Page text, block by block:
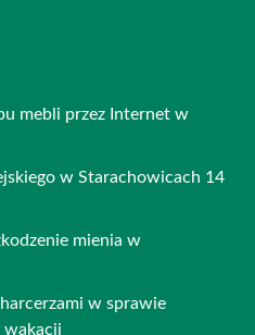
mebli przez Internet w
w Starachowicach 14
mienia w
w sprawie
wakacji